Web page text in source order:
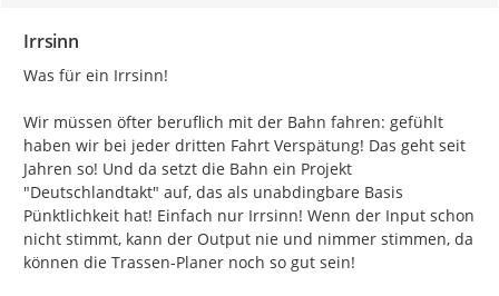
Irrsinn
Was für ein Irrsinn!
Wir müssen öfter beruflich mit der Bahn fahren: gefühlt
haben wir bei jeder dritten Fahrt Verspätung! Das geht seit
Jahren so! Und da setzt die Bahn ein Projekt
"Deutschlandtakt" auf, das als unabdingbare Basis
Pünktlichkeit hat! Einfach nur Irrsinn! Wenn der Input schon
nicht stimmt, kann der Output nie und nimmer stimmen, da
können die Trassen-Planer noch so gut sein!